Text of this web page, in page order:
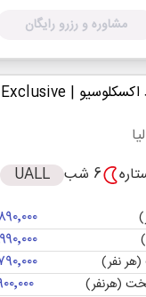
مشاوره و رزرو رایگان
6 شب UALL
نفر)
(هرنفر)